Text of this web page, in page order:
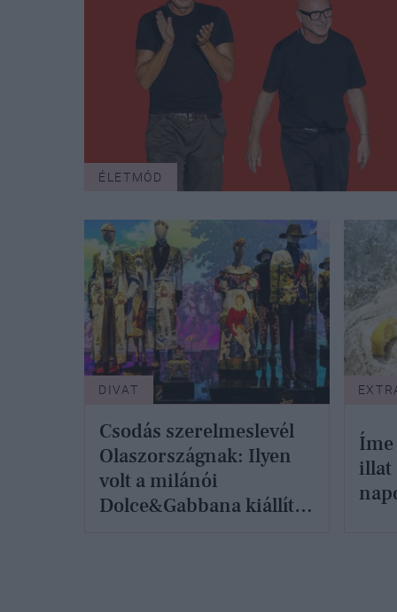
ÉLETMÓD
DIVAT
Csodás szerelmeslevél
Olaszországnak: Ilyen
volt a milánói
Dolce&Gabbana kiállítás
illat